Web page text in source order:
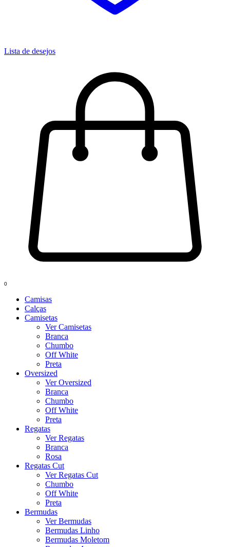
Lista de desejos
0
Camisas
Calças
Camisetas
Ver Camisetas
Branca
Chumbo
Off White
Preta
Oversized
Ver Oversized
Branca
Chumbo
Off White
Preta
Regatas
Ver Regatas
Branca
Rosa
Regatas Cut
Ver Regatas Cut
Chumbo
Off White
Preta
Bermudas
Ver Bermudas
Bermudas Linho
Bermudas Moletom